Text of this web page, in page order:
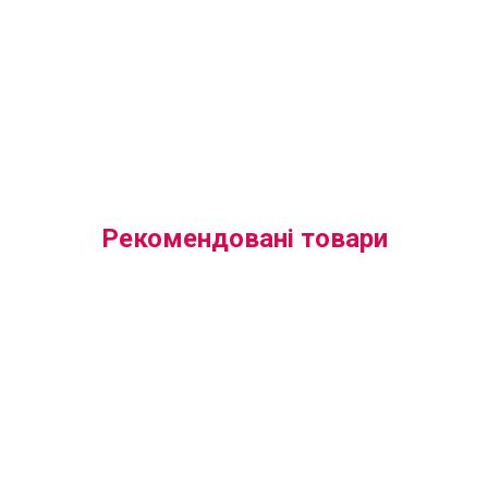
Рекомендовані товари